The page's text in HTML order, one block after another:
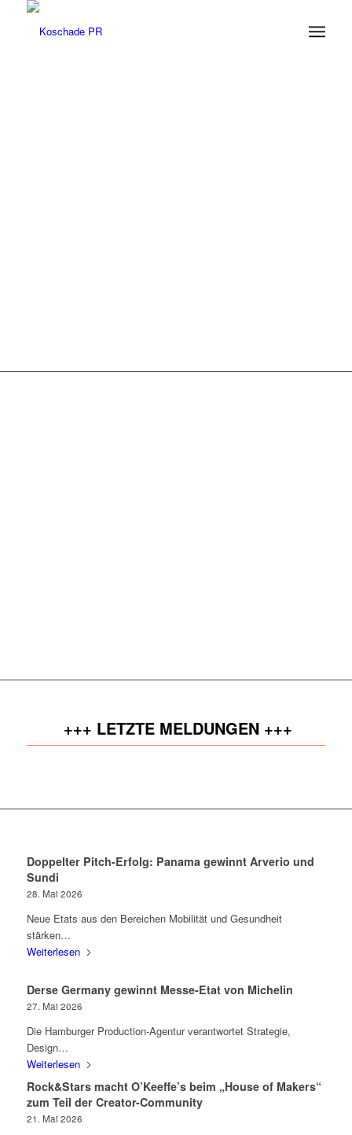
+++ LETZTE MELDUNGEN +++
Doppelter Pitch-Erfolg: Panama gewinnt Arverio und
Sundi
28. Mai 2026
Neue Etats aus den Bereichen Mobilität und Gesundheit
stärken…
Weiterlesen
Derse Germany gewinnt Messe-Etat von Michelin
27. Mai 2026
Die Hamburger Production-Agentur verantwortet Strategie,
Design…
Weiterlesen
Rock&Stars macht O’Keeffe’s beim „House of Makers“
zum Teil der Creator-Community
21. Mai 2026